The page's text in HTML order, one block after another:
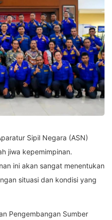
Sipil Negara (ASN)
jiwa kepemimpinan.
ini akan sangat menentukan
situasi dan kondisi yang
Pengembangan Sumber